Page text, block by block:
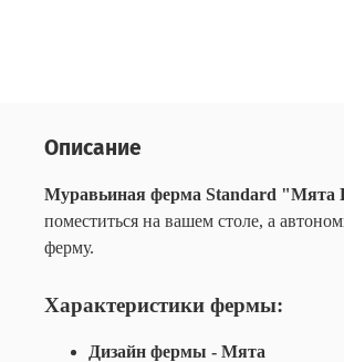
Описание
Муравьиная ферма Standard "Мята
поместиться на вашем столе, а
ферму.
Характеристики фермы:
Дизайн фермы - Мята